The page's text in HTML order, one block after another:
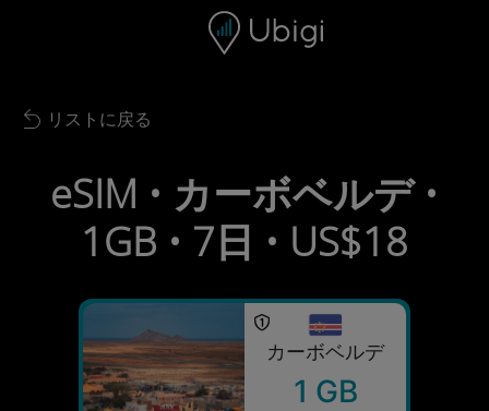
ナビゲーションバー フッター
Back to list
リストに戻る
eSIM • カーボベルデ •
1GB • 7日 • US$18
カーボベルデ
1 GB